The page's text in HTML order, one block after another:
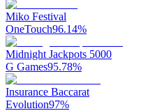
Miko Festival
OneTouch96.14%
Midnight Jackpots 5000
G Games95.78%
Insurance Baccarat
Evolution97%